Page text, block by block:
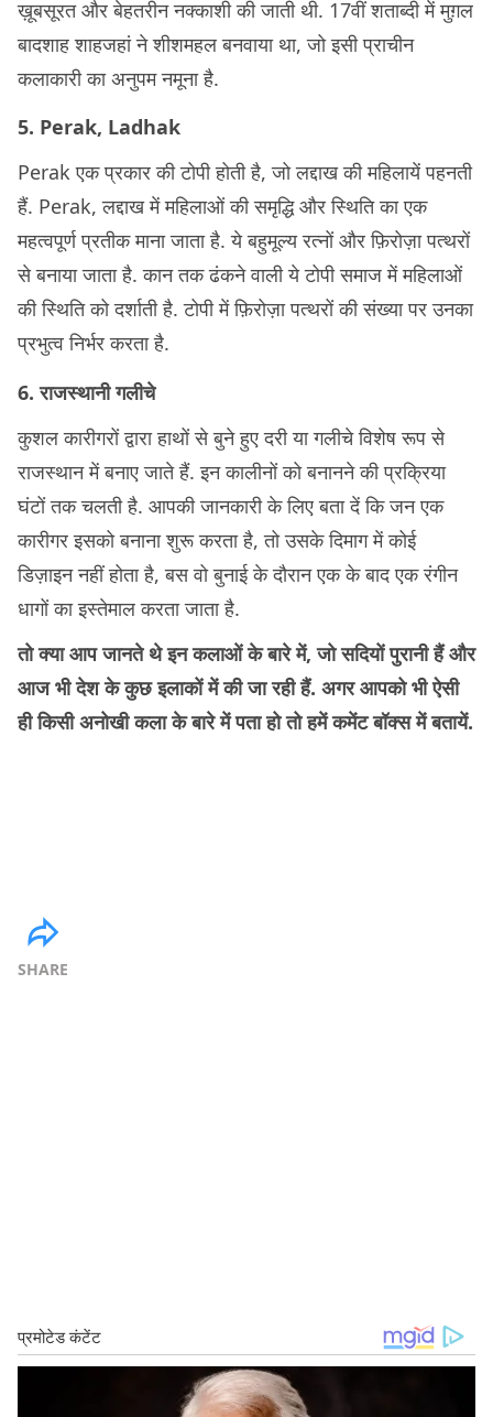
ख़ूबसूरत और बेहतरीन नक्काशी की जाती थी. 17वीं शताब्दी में मुग़ल
बादशाह शाहजहां ने शीशमहल बनवाया था, जो इसी प्राचीन
कलाकारी का अनुपम नमूना है.
5. Perak, Ladhak
Perak एक प्रकार की टोपी होती है, जो लद्दाख की महिलायें पहनती
हैं. Perak, लद्दाख में महिलाओं की समृद्धि और स्थिति का एक
महत्वपूर्ण प्रतीक माना जाता है. ये बहुमूल्य रत्नों और फ़िरोज़ा पत्थरों
से बनाया जाता है. कान तक ढंकने वाली ये टोपी समाज में महिलाओं
की स्थिति को दर्शाती है. टोपी में फ़िरोज़ा पत्थरों की संख्या पर उनका
प्रभुत्व निर्भर करता है.
6. राजस्थानी गलीचे
कुशल कारीगरों द्वारा हाथों से बुने हुए दरी या गलीचे विशेष रूप से
राजस्थान में बनाए जाते हैं. इन कालीनों को बनानने की प्रक्रिया
घंटों तक चलती है. आपकी जानकारी के लिए बता दें कि जन एक
कारीगर इसको बनाना शुरू करता है, तो उसके दिमाग में कोई
डिज़ाइन नहीं होता है, बस वो बुनाई के दौरान एक के बाद एक रंगीन
धागों का इस्तेमाल करता जाता है.
तो क्या आप जानते थे इन कलाओं के बारे में, जो सदियों पुरानी हैं और
आज भी देश के कुछ इलाकों में की जा रही हैं. अगर आपको भी ऐसी
ही किसी अनोखी कला के बारे में पता हो तो हमें कमेंट बॉक्स में बतायें.
SHARE